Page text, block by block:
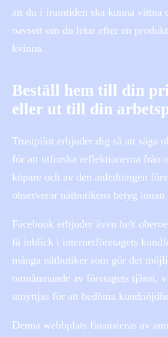
att du i framtiden ska kunna vittna
oavsett om du letar efter en
kvinna.
Beställ hem till din
eller ut till din
Trustpilot erbjuder dig så att säga
för att utforska reflektionerna från
köpare och av den anledningen
observerar nätbutikens betyg innan
Facebook erbjuder även helt
få inblick i internetföretagets
många nätbutiker som gör det
omnämnande av företagets tjänst,
utnyttjas för att bedöma
Denna webbplats finansieras av